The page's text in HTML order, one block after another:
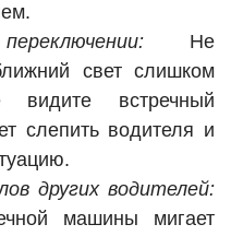
Не
свет слишком
встречный
слепить водителя и
других водителей:
машины мигает